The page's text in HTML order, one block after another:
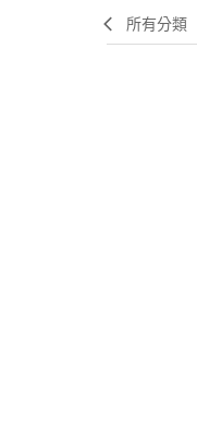
所有分類